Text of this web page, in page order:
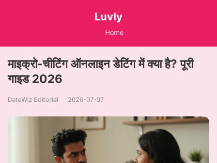
Luvly
Home
माइक्रो-चीटिंग ऑनलाइन डेटिंग में क्या है? पूरी
गाइड 2026
DateWiz Editorial 2026-07-07